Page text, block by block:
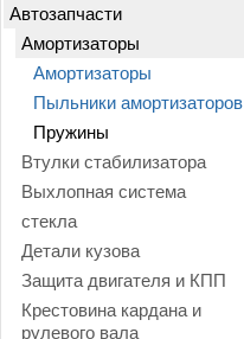
Автозапчасти
Амортизаторы
Амортизаторы
Пыльники амортизаторов
Пружины
Втулки стабилизатора
Выхлопная система
стекла
Детали кузова
Защита двигателя и КПП
Крестовина кардана и
рулевого вала